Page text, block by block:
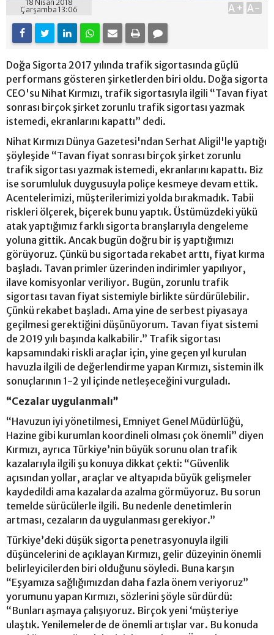
18 Nisan 2018
Çarşamba 13:06
A+ A-
Doğa Sigorta 2017 yılında trafik sigortasında güçlü
performans gösteren şirketlerden biri oldu. Doğa sigorta
CEO'su Nihat Kırmızı, trafik sigortasıyla ilgili “Tavan fiyat
sonrası birçok şirket zorunlu trafik sigortası yazmak
istemedi, ekranlarını kapattı” dedi.
Nihat Kırmızı Dünya Gazetesi'ndan Serhat Aligil'le yaptığı
şöyleşide “Tavan fiyat sonrası birçok şirket zorunlu
trafik sigortası yazmak istemedi, ekranlarını kapattı. Biz
ise sorumluluk duygusuyla poliçe kesmeye devam ettik.
Acentelerimizi, müşterilerimizi yolda bırakmadık. Tabii
riskleri ölçerek, biçerek bunu yaptık. Üstümüzdeki yükü
atak yaptığımız farklı sigorta branşlarıyla dengeleme
yoluna gittik. Ancak bugün doğru bir iş yaptığımızı
görüyoruz. Çünkü bu sigortada rekabet arttı, fiyat kırma
başladı. Tavan primler üzerinden indirimler yapılıyor,
ilave komisyonlar veriliyor. Bugün, zorunlu trafik
sigortası tavan fiyat sistemiyle birlikte sürdürülebilir.
Çünkü rekabet başladı. Ama yine de serbest piyasaya
geçilmesi gerektiğini düşünüyorum. Tavan fiyat sistemi
de 2019 yılı başında kalkabilir.” Trafik sigortası
kapsamındaki riskli araçlar için, yine geçen yıl kurulan
havuzla ilgili de değerlendirme yapan Kırmızı, sistemin ilk
sonuçlarının 1-2 yıl içinde netleşeceğini vurguladı.
“Cezalar uygulanmalı”
“Havuzun iyi yönetilmesi, Emniyet Genel Müdürlüğü,
Hazine gibi kurumlan koordineli olması çok önemli” diyen
Kırmızı, ayrıca Türkiye’nin büyük sorunu olan trafik
kazalarıyla ilgili şu konuya dikkat çekti: “Güvenlik
açısından yollar, araçlar ve altyapıda büyük gelişmeler
kaydedildi ama kazalarda azalma görmüyoruz. Bu sorun
temelde sürücülerle ilgili. Bu nedenle denetimlerin
artması, cezaların da uygulanması gerekiyor.”
Türkiye’deki düşük sigorta penetrasyonuyla ilgili
düşüncelerini de açıklayan Kırmızı, gelir düzeyinin önemli
belirleyicilerden biri olduğunu söyledi. Buna karşın
“Eşyamıza sağlığımızdan daha fazla önem veriyoruz”
yorumunu yapan Kırmızı, sözlerini şöyle sürdürdü:
“Bunları aşmaya çalışıyoruz. Birçok yeni ‘müşteriye
ulaştık. Yenilemelerde de önemli artışlar var. Bu konuda